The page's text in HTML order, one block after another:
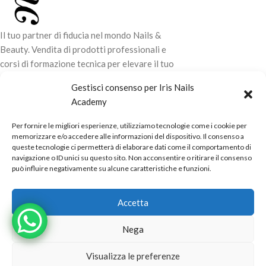
Gestisci consenso per Iris Nails
Academy
Per fornire le migliori esperienze, utilizziamo tecnologie come i cookie per
memorizzare e/o accedere alle informazioni del dispositivo. Il consenso a
queste tecnologie ci permetterà di elaborare dati come il comportamento di
navigazione o ID unici su questo sito. Non acconsentire o ritirare il consenso
può influire negativamente su alcune caratteristiche e funzioni.
Accetta
Nega
Visualizza le preferenze
Il tuo partner di fiducia nel mondo Nails &
Beauty. Vendita di prodotti professionali e
corsi di formazione tecnica per elevare il tuo
LINK UTILI
ORARI NEGOZIO
Powered byReal.Pro.Webcopyright© 2026 in collaborazione con
Mac Sistemi